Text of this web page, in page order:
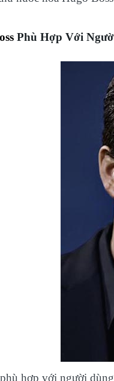
Phù Hợp Với
hợp với người